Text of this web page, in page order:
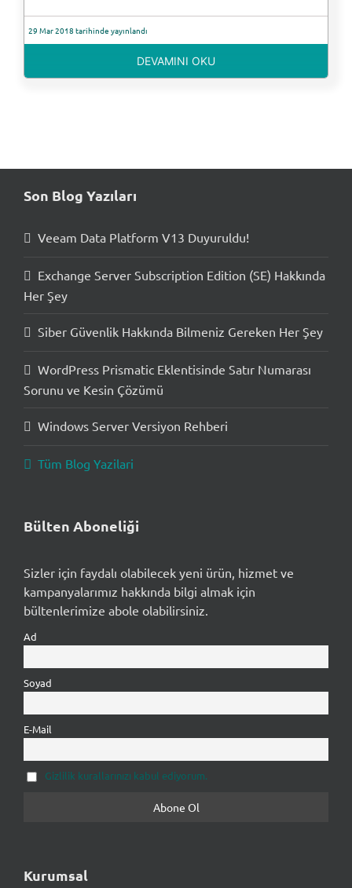
29 Mar 2018 tarihinde yayınlandı
DEVAMINI OKU
Son Blog Yazıları
Veeam Data Platform V13 Duyuruldu!
Exchange Server Subscription Edition (SE) Hakkında
Her Şey
Siber Güvenlik Hakkında Bilmeniz Gereken Her Şey
WordPress Prismatic Eklentisinde Satır Numarası
Sorunu ve Kesin Çözümü
Windows Server Versiyon Rehberi
Tüm Blog Yazilari
Bülten Aboneliği
Sizler için faydalı olabilecek yeni ürün, hizmet ve
kampanyalarımız hakkında bilgi almak için
bültenlerimize abole olabilirsiniz.
Ad
Soyad
E-Mail
Gizlilik kurallarınızı kabul ediyorum.
Kurumsal